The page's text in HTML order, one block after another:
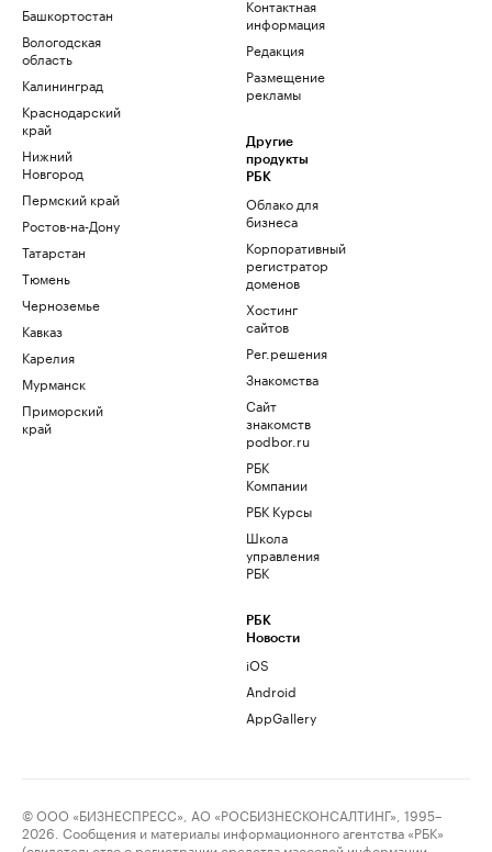
Башкортостан
Вологодская
область
Калининград
Краснодарский
край
Нижний
Новгород
Пермский край
Ростов-на-Дону
Татарстан
Тюмень
Черноземье
Кавказ
Карелия
Мурманск
Приморский
край
Контактная
информация
Редакция
Размещение
рекламы
Другие
продукты
РБК
Облако для
бизнеса
Корпоративный
регистратор
доменов
Хостинг
сайтов
Рег.решения
Знакомства
Сайт
знакомств
podbor.ru
РБК
Компании
РБК Курсы
Школа
управления
РБК
РБК
Новости
iOS
Android
AppGallery
© ООО «БИЗНЕСПРЕСС», АО «РОСБИЗНЕСКОНСАЛТИНГ», 1995–
2026. Сообщения и материалы информационного агентства «РБК»